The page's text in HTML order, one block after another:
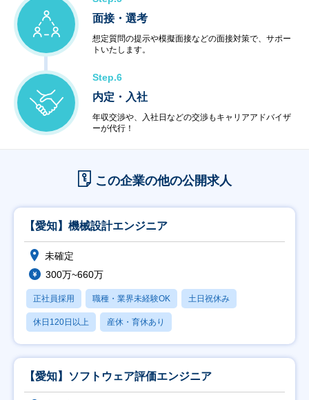
面接・選考
想定質問の提示や模擬面接などの面接対策で、サポー
トいたします。
Step.6
内定・入社
年収交渉や、入社日などの交渉もキャリアアドバイザ
ーが代行！
この企業の他の公開求人
【愛知】機械設計エンジニア
未確定
300万~660万
正社員採用 職種・業界未経験OK 土日祝休み
休日120日以上 産休・育休あり
【愛知】ソフトウェア評価エンジニア